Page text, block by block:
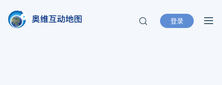
奥维互动地图
北京元生华网软件有限公司 400-893-
登录